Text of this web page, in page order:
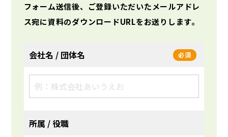
フォーム送信後、ご登録いただいたメールアドレ
ス宛に資料のダウンロードURLをお送りします。
会社名 / 団体名 必須
所属 / 役職